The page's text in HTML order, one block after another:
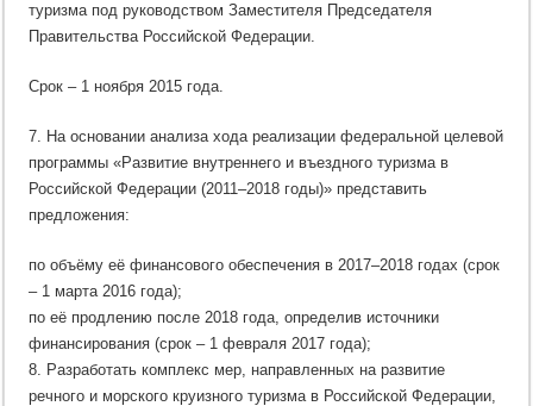
туризма под руководством Заместителя Председателя
Правительства Российской Федерации.
Срок – 1 ноября 2015 года.
7. На основании анализа хода реализации федеральной целевой
программы «Развитие внутреннего и въездного туризма в
Российской Федерации (2011–2018 годы)» представить
предложения:
по объёму её финансового обеспечения в 2017–2018 годах (срок
– 1 марта 2016 года);
по её продлению после 2018 года, определив источники
финансирования (срок – 1 февраля 2017 года);
8. Разработать комплекс мер, направленных на развитие
речного и морского круизного туризма в Российской Федерации,